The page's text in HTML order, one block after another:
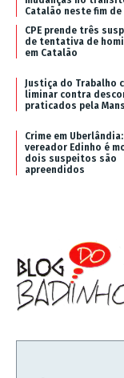
Catalão neste fim de
CPE prende três
de tentativa de
em Catalão
Justiça do Trabalho
liminar contra
praticados pela
Crime em Uberlândia:
vereador Edinho é
dois suspeitos são
apreendidos